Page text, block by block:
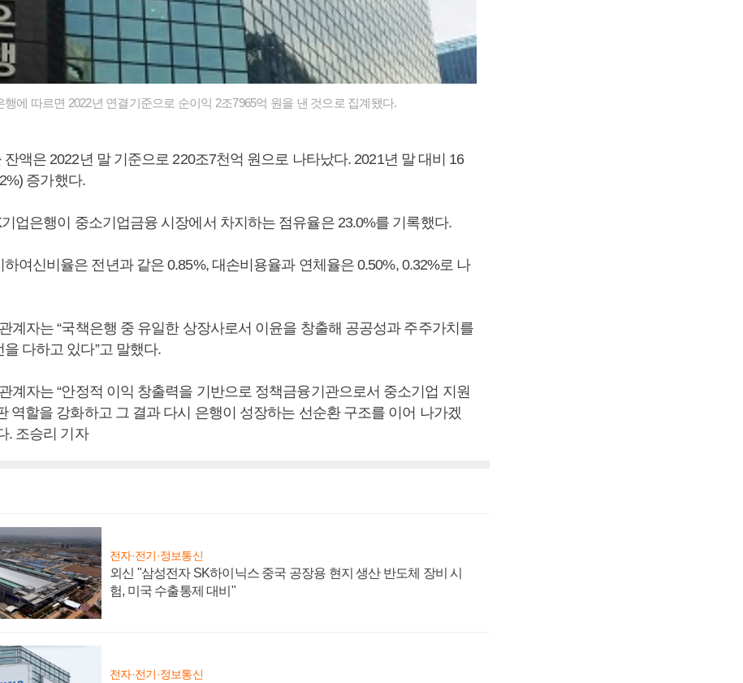
에 따르면 2022년 연결기준으로 순이익 2조7965억 원을 낸 것으로 집계됐다.
액은 2022년 말 기준으로 220조7천억 원으로 나타났다. 2021년 말 대비 16
증가했다.
업은행이 중소기업금융 시장에서 차지하는 점유율은 23.0%를 기록했다.
여신비율은 전년과 같은 0.85%, 대손비용율과 연체율은 0.50%, 0.32%로 나
계자는 “국책은행 중 유일한 상장사로서 이윤을 창출해 공공성과 주주가치를
다하고 있다”고 말했다.
계자는 “안정적 이익 창출력을 기반으로 정책금융기관으로서 중소기업 지원
역할을 강화하고 그 결과 다시 은행이 성장하는 선순환 구조를 이어 나가겠
. 조승리 기자
전자·전기·정보통신
외신 "삼성전자 SK하이닉스 중국 공장용 현지 생산 반도체 장비 시
험, 미국 수출통제 대비"
전자·전기·정보통신